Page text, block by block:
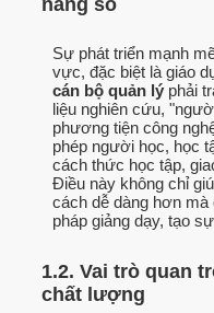
Sự phát triển mạnh
vực, đặc biệt là giáo
cán bộ quản lý phải
liệu nghiên cứu,
phương tiện công
phép người học, học
cách thức học tập,
Điều này không chỉ
cách dễ dàng hơn
pháp giảng dạy, tạo
1.2. Vai trò quan
chất lượng